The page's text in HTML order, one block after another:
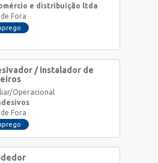
e distribuição ltda
Fora
/ instalador de
Operacional
Fora